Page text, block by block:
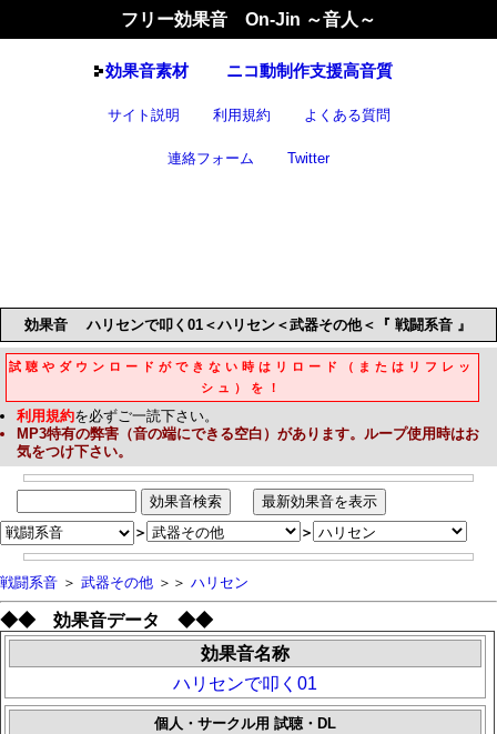
フリー効果音 On-Jin ～音人～
効果音素材 ニコ動制作支援高音質
サイト説明 利用規約 よくある質問
連絡フォーム Twitter
効果音 ハリセンで叩く01＜ハリセン＜武器その他＜『 戦闘系音 』
試聴やダウンロードができない時はリロード（またはリフレッ
シュ）を！
利用規約を必ずご一読下さい。
MP3特有の弊害（音の端にできる空白）があります。ループ使用時はお
気をつけ下さい。
＞ ＞
戦闘系音 ＞ 武器その他 ＞＞ ハリセン
◆◆ 効果音データ ◆◆
効果音名称
ハリセンで叩く01
個人・サークル用 試聴・DL